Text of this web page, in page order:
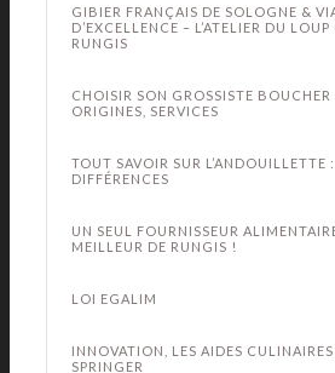
GIBIER FRANÇAIS DE SOLOGNE &
D’EXCELLENCE – L’ATELIER DU
RUNGIS
CHOISIR SON GROSSISTE BOUCHER
ORIGINES, SERVICES
TOUT SAVOIR SUR L’ANDOUILLETTE
DIFFÉRENCES
UN SEUL FOURNISSEUR
MEILLEUR DE RUNGIS !
LOI EGALIM
INNOVATION, LES AIDES
SPRINGER